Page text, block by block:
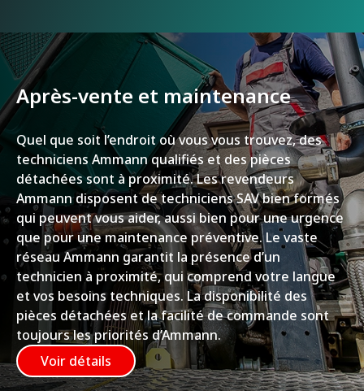
Après-vente et maintenance
Quel que soit l’endroit où vous vous trouvez, des
techniciens Ammann qualifiés et des pièces
détachées sont à proximité. Les revendeurs
Ammann disposent de techniciens SAV bien formés
qui peuvent vous aider, aussi bien pour une urgence
que pour une maintenance préventive. Le vaste
réseau Ammann garantit la présence d’un
technicien à proximité, qui comprend votre langue
et vos besoins techniques. La disponibilité des
pièces détachées et la facilité de commande sont
toujours les priorités d’Ammann.
Voir détails